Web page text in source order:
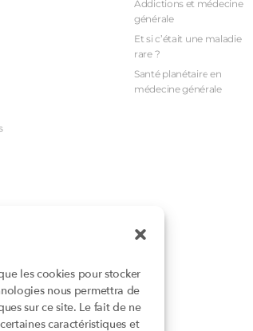
les cookies pour stocker
nous permettra de
sur ce site. Le fait de ne
caractéristiques et
Addictions et médecine
générale
Et si c’était une maladie
rare ?
Santé planétaire en
médecine générale